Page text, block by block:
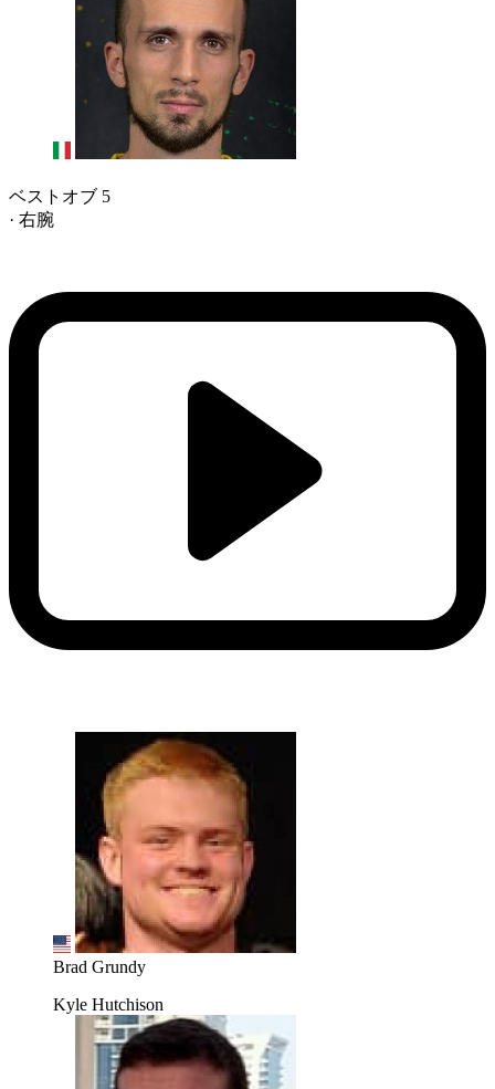
ベストオブ 5
· 右腕
Brad Grundy
Kyle Hutchison